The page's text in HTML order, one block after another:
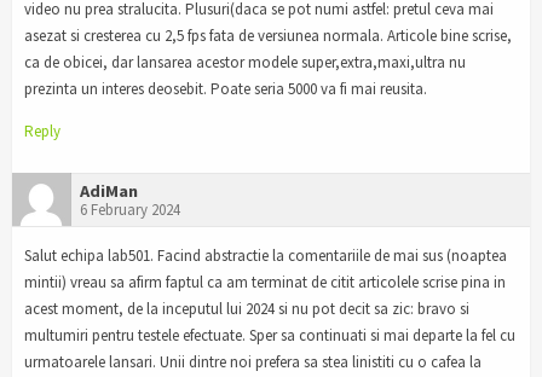
video nu prea stralucita. Plusuri(daca se pot numi astfel: pretul ceva mai
asezat si cresterea cu 2,5 fps fata de versiunea normala. Articole bine scrise,
ca de obicei, dar lansarea acestor modele super,extra,maxi,ultra nu
prezinta un interes deosebit. Poate seria 5000 va fi mai reusita.
Reply
AdiMan
6 February 2024
Salut echipa lab501. Facind abstractie la comentariile de mai sus (noaptea
mintii) vreau sa afirm faptul ca am terminat de citit articolele scrise pina in
acest moment, de la inceputul lui 2024 si nu pot decit sa zic: bravo si
multumiri pentru testele efectuate. Sper sa continuati si mai departe la fel cu
urmatoarele lansari. Unii dintre noi prefera sa stea linistiti cu o cafea la